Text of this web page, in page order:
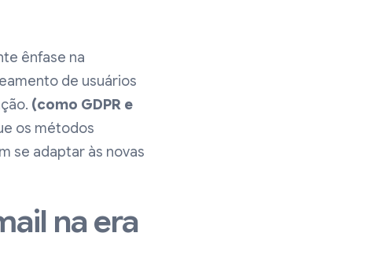
ênfase na
de usuários
(como GDPR e
os métodos
se adaptar às novas
na era